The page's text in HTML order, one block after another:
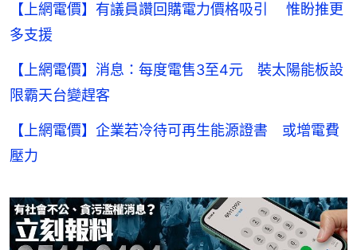
【上網電價】有議員讚回購電力價格吸引 惟盼推更
多支援
【上網電價】消息：每度電售3至4元 裝太陽能板設
限霸天台變趕客
【上網電價】企業若冷待可再生能源證書 或增電費
壓力